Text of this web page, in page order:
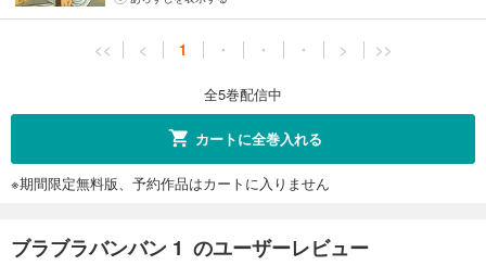
<< < 1 ・ ・ ・ > >>
全5巻配信中
カートに全巻入れる
※期間限定無料版、予約作品はカートに入りません
ブラブラバンバン 1 のユーザーレビュー